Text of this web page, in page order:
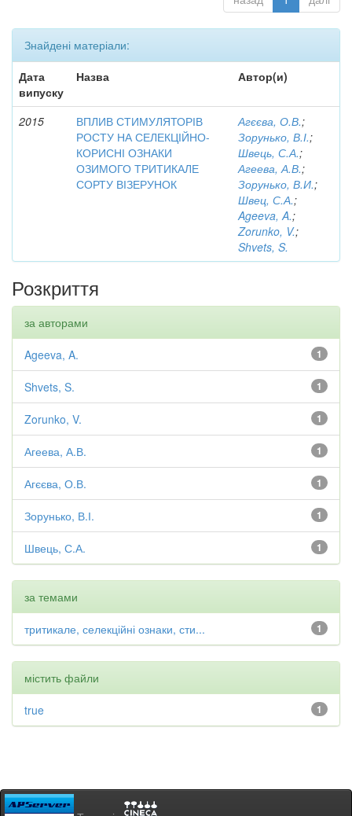
Знайдені матеріали:
Дата
випуску
Назва Автор(и)
2015
ВПЛИВ СТИМУЛЯТОРІВ
РОСТУ НА СЕЛЕКЦІЙНО-
КОРИСНІ ОЗНАКИ
ОЗИМОГО ТРИТИКАЛЕ
СОРТУ ВІЗЕРУНОК
Агєєва, О.В.;
Зорунько, В.І.;
Швець, С.А.;
Агеева, А.В.;
Зорунько, В.И.;
Швец, С.А.;
Ageeva, A.;
Zorunko, V.;
Shvets, S.
Розкриття
за авторами
1
Ageeva, A.
1
Shvets, S.
1
Zorunko, V.
1
Агеева, А.В.
1
Агєєва, О.В.
1
Зорунько, В.І.
1
Швець, С.А.
за темами
1
тритикале, селекційні ознаки, сти...
містить файли
1
true